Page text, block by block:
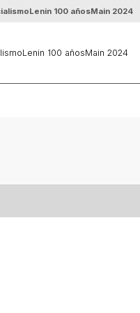
Lenin 100 añosMain 2024
Lenin 100 añosMain 2024